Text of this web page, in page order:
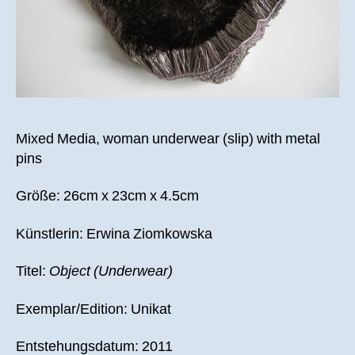
Mixed Media, woman underwear (slip) with metal
pins
Größe: 26cm x 23cm x 4.5cm
Künstlerin: Erwina Ziomkowska
Titel: Object (Underwear)
Exemplar/Edition: Unikat
Entstehungsdatum: 2011